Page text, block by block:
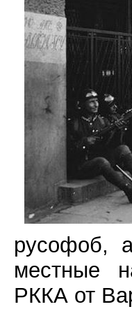
русофоб,
местные
РККА от